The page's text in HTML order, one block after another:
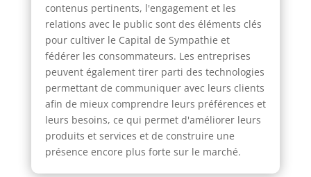
contenus pertinents, l'engagement et les
relations avec le public sont des éléments clés
pour cultiver le Capital de Sympathie et
fédérer les consommateurs. Les entreprises
peuvent également tirer parti des technologies
permettant de communiquer avec leurs clients
afin de mieux comprendre leurs préférences et
leurs besoins, ce qui permet d'améliorer leurs
produits et services et de construire une
présence encore plus forte sur le marché.